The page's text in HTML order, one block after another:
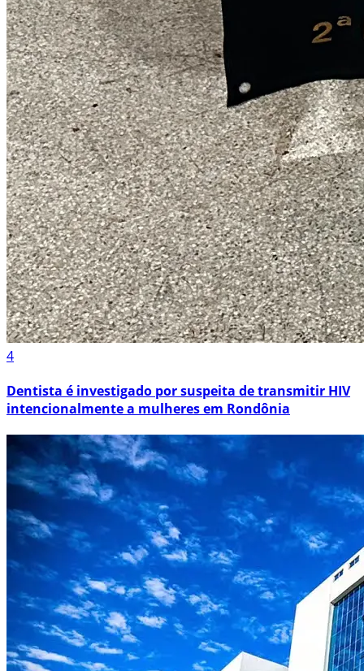
4
Dentista é investigado por suspeita de transmitir HIV
intencionalmente a mulheres em Rondônia